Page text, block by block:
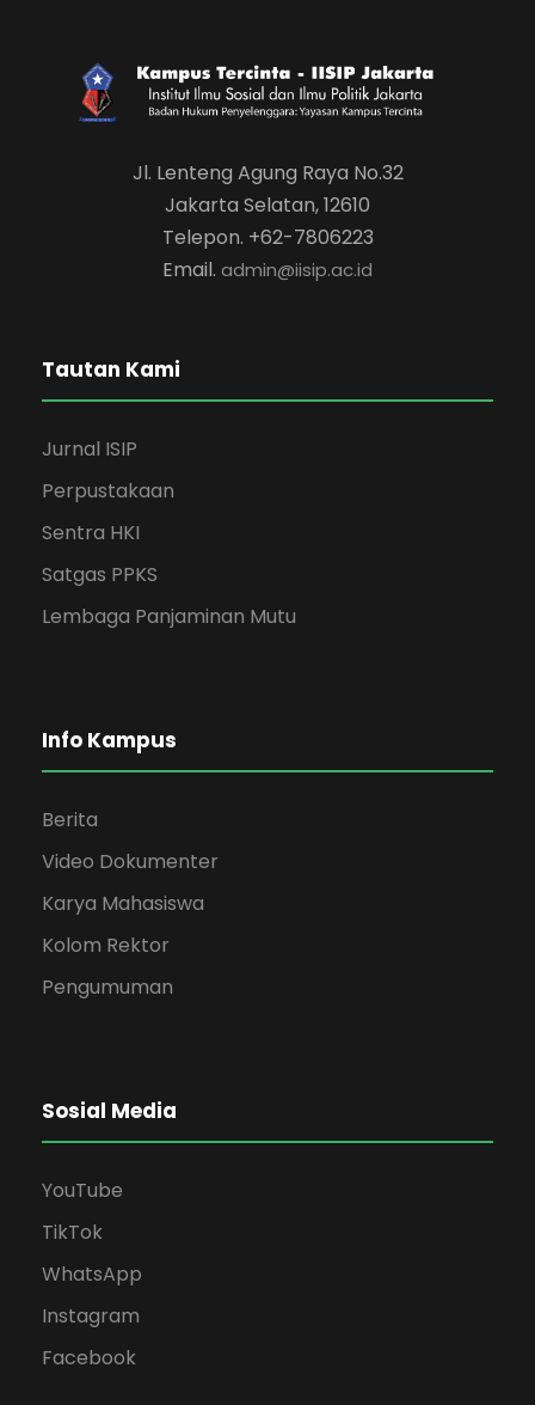
Jl. Lenteng Agung Raya No.32
Jakarta Selatan, 12610
Telepon. +62-7806223
Email. admin@iisip.ac.id
Tautan Kami
Jurnal ISIP
Perpustakaan
Sentra HKI
Satgas PPKS
Lembaga Panjaminan Mutu
Info Kampus
Berita
Video Dokumenter
Karya Mahasiswa
Kolom Rektor
Pengumuman
Sosial Media
YouTube
TikTok
WhatsApp
Instagram
Facebook